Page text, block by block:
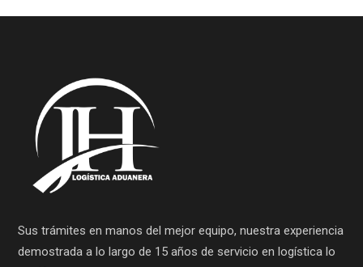
Sus trámites en manos del mejor equipo, nuestra experiencia
demostrada a lo largo de 15 años de servicio en logística lo